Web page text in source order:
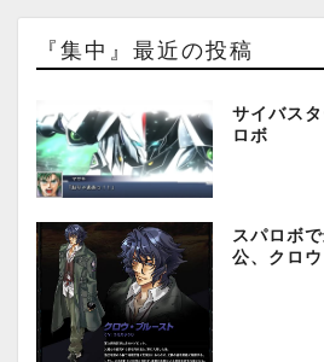
『集中』最近の投稿
サイバス
ロボ
スパロボ
公、クロ